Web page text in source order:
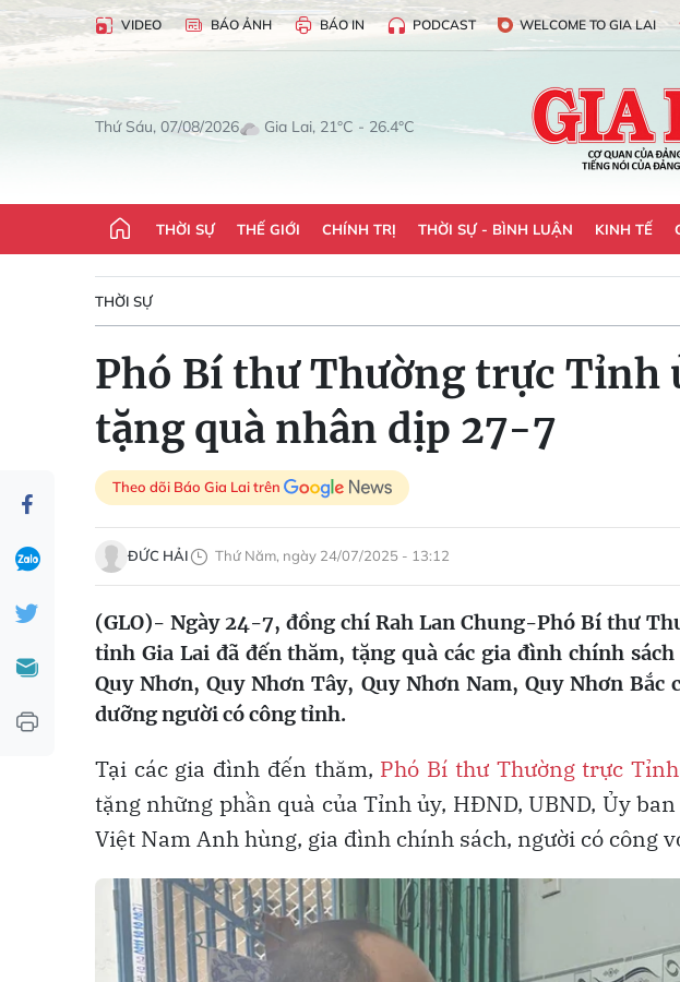
VIDEO BÁO ẢNH BÁO IN PODCAST WELCOME TO GIA LAI
Thứ Sáu, 07/08/2026 Gia Lai, 21°C - 26.4°C
THỜI SỰ THẾ GIỚI CHÍNH TRỊ THỜI SỰ - BÌNH LUẬN KINH TẾ
THỜI SỰ
Phó Bí thư Thường trực Tỉnh
tặng quà nhân dịp 27-7
Theo dõi Báo Gia Lai trên
ĐỨC HẢI Thứ Năm, ngày 24/07/2025 - 13:12
(GLO)- Ngày 24-7, đồng chí Rah Lan Chung-Phó Bí thư
tỉnh Gia Lai đã đến thăm, tặng quà các gia đình chính
Quy Nhơn, Quy Nhơn Tây, Quy Nhơn Nam, Quy Nhơn
dưỡng người có công tỉnh.
Tại các gia đình đến thăm, Phó Bí thư Thường trực
tặng những phần quà của Tỉnh ủy, HĐND, UBND, Ủy
Việt Nam Anh hùng, gia đình chính sách, người có công